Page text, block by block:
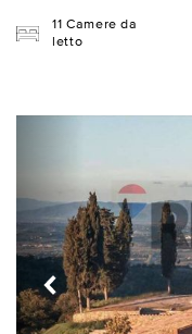
11 Camere da
letto